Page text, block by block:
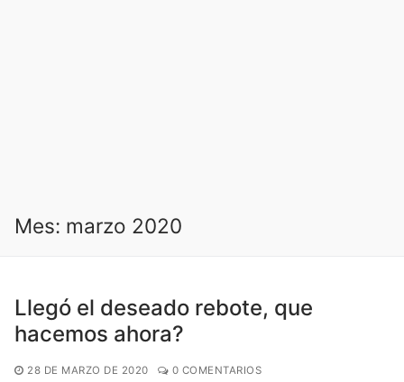
Mes: marzo 2020
Llegó el deseado rebote, que
hacemos ahora?
28 DE MARZO DE 2020 0 COMENTARIOS